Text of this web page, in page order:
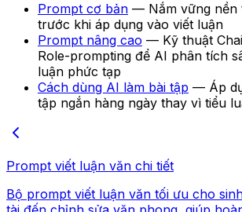
Prompt cơ bản — Nắm vững nền
trước khi áp dụng vào viết luận
Prompt nâng cao — Kỹ thuật
Role-prompting để AI phân tích
luận phức tạp
Cách dùng AI làm bài tập — Áp
tập ngắn hàng ngày thay vì tiểu
Prompt viết luận văn chi tiết
Bộ prompt viết luận văn tối ưu cho